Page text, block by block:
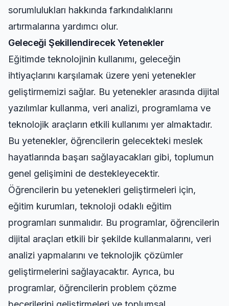
sorumlulukları hakkında farkındalıklarını
artırmalarına yardımcı olur.
Geleceği Şekillendirecek Yetenekler
Eğitimde teknolojinin kullanımı, geleceğin
ihtiyaçlarını karşılamak üzere yeni yetenekler
geliştirmemizi sağlar. Bu yetenekler arasında dijital
yazılımlar kullanma, veri analizi, programlama ve
teknolojik araçların etkili kullanımı yer almaktadır.
Bu yetenekler, öğrencilerin gelecekteki meslek
hayatlarında başarı sağlayacakları gibi, toplumun
genel gelişimini de destekleyecektir.
Öğrencilerin bu yetenekleri geliştirmeleri için,
eğitim kurumları, teknoloji odaklı eğitim
programları sunmalıdır. Bu programlar, öğrencilerin
dijital araçları etkili bir şekilde kullanmalarını, veri
analizi yapmalarını ve teknolojik çözümler
geliştirmelerini sağlayacaktır. Ayrıca, bu
programlar, öğrencilerin problem çözme